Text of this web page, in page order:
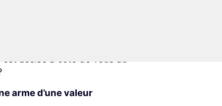
assise à côté de vous au
arme d’une valeur